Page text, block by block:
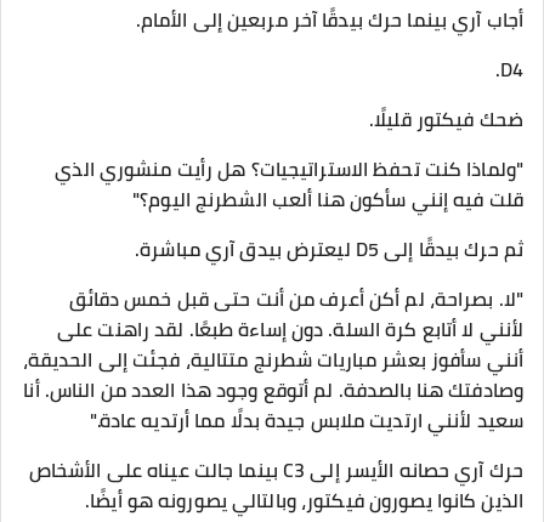
أجاب آري بينما حرك بيدقًا آخر مربعين إلى الأمام.
D4.
ضحك فيكتور قليلًا.
"ولماذا كنت تحفظ الاستراتيجيات؟ هل رأيت منشوري الذي
قلت فيه إنني سأكون هنا ألعب الشطرنج اليوم؟"
ثم حرك بيدقًا إلى D5 ليعترض بيدق آري مباشرة.
"لا. بصراحة، لم أكن أعرف من أنت حتى قبل خمس دقائق
لأنني لا أتابع كرة السلة. دون إساءة طبعًا. لقد راهنت على
أنني سأفوز بعشر مباريات شطرنج متتالية، فجئت إلى الحديقة،
وصادفتك هنا بالصدفة. لم أتوقع وجود هذا العدد من الناس. أنا
سعيد لأنني ارتديت ملابس جيدة بدلًا مما أرتديه عادة."
حرك آري حصانه الأيسر إلى C3 بينما جالت عيناه على الأشخاص
الذين كانوا يصورون فيكتور، وبالتالي يصورونه هو أيضًا.